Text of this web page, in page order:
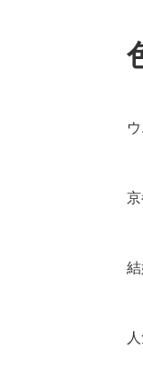
ナ
ビ
シ
へ
ッ
コ
ン
ツ
キ